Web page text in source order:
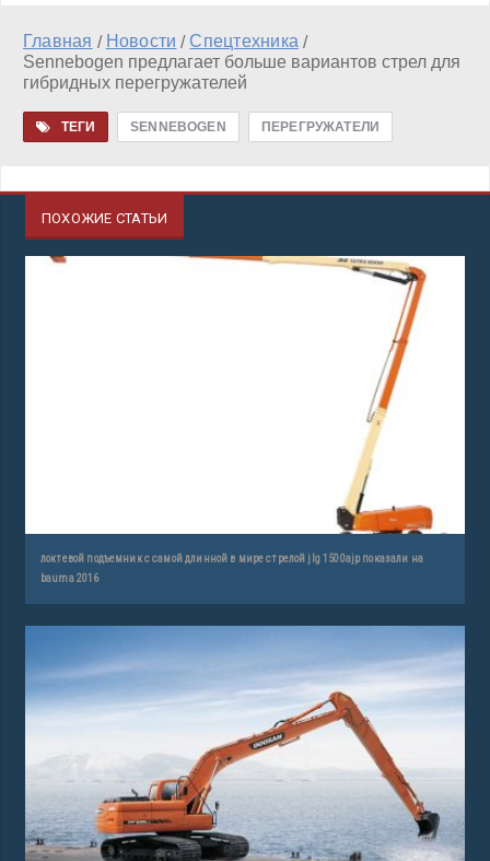
Главная / Новости / Спецтехника /
Sennebogen предлагает больше вариантов стрел для
гибридных перегружателей
ТЕГИ SENNEBOGEN ПЕРЕГРУЖАТЕЛИ
ПОХОЖИЕ СТАТЬИ
локтевой подъемник с самой длинной в мире стрелой jlg 1500ajp показали на
bauma 2016